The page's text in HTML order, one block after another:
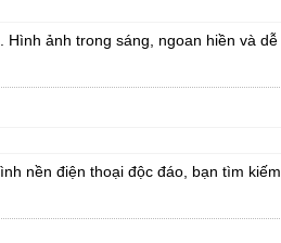
ảnh trong sáng, ngoan hiền và dễ
nền điện thoại độc đáo, bạn tìm kiếm